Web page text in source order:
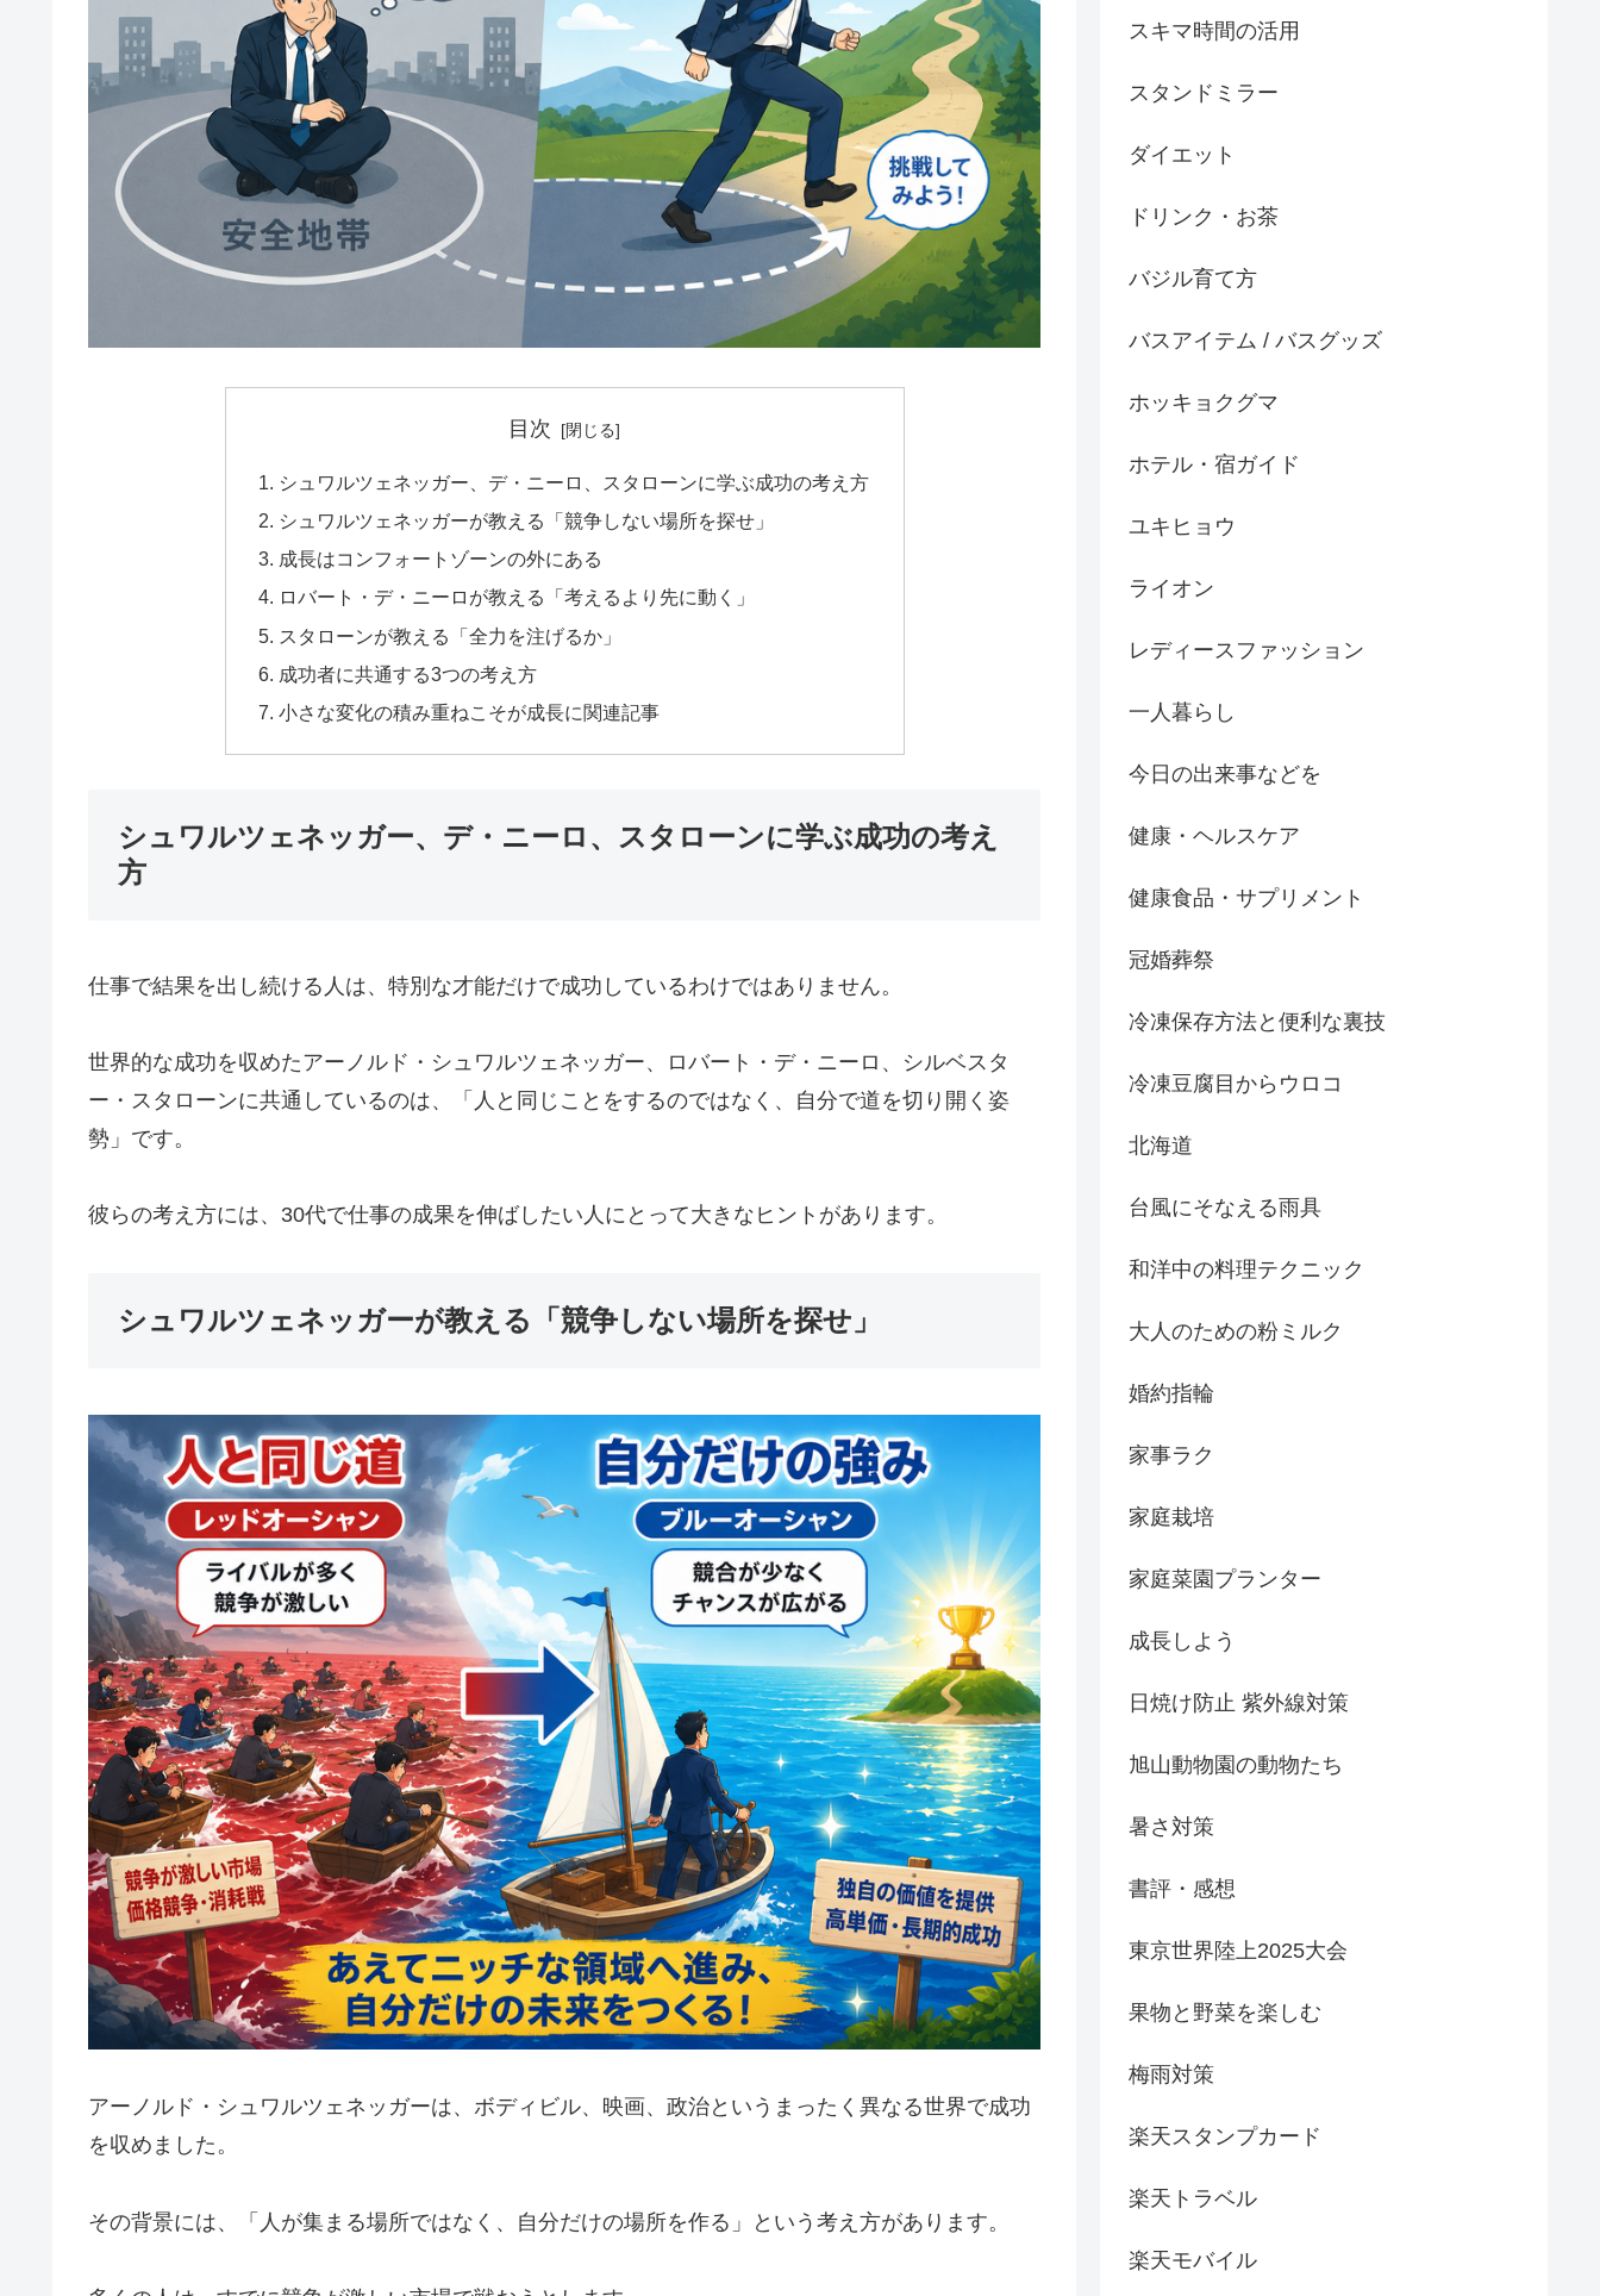
目次
シュワルツェネッガー、デ・ニーロ、スタローンに学ぶ成功の考え方
シュワルツェネッガーが教える「競争しない場所を探せ」
成長はコンフォートゾーンの外にある
ロバート・デ・ニーロが教える「考えるより先に動く」
スタローンが教える「全力を注げるか」
成功者に共通する3つの考え方
小さな変化の積み重ねこそが成長に関連記事
シュワルツェネッガー、デ・ニーロ、スタローンに学ぶ成功の考え
方
仕事で結果を出し続ける人は、特別な才能だけで成功しているわけではありません。
世界的な成功を収めたアーノルド・シュワルツェネッガー、ロバート・デ・ニーロ、シルベスタ
ー・スタローンに共通しているのは、「人と同じことをするのではなく、自分で道を切り開く姿
勢」です。
彼らの考え方には、30代で仕事の成果を伸ばしたい人にとって大きなヒントがあります。
シュワルツェネッガーが教える「競争しない場所を探せ」
アーノルド・シュワルツェネッガーは、ボディビル、映画、政治というまったく異なる世界で成功
を収めました。
その背景には、「人が集まる場所ではなく、自分だけの場所を作る」という考え方があります。
スキマ時間の活用
スタンドミラー
ダイエット
ドリンク・お茶
バジル育て方
バスアイテム / バスグッズ
ホッキョクグマ
ホテル・宿ガイド
ユキヒョウ
ライオン
レディースファッション
一人暮らし
今日の出来事などを
健康・ヘルスケア
健康食品・サプリメント
冠婚葬祭
冷凍保存方法と便利な裏技
冷凍豆腐目からウロコ
北海道
台風にそなえる雨具
和洋中の料理テクニック
大人のための粉ミルク
婚約指輪
家事ラク
家庭栽培
家庭菜園プランター
成長しよう
日焼け防止 紫外線対策
旭山動物園の動物たち
暑さ対策
書評・感想
東京世界陸上2025大会
果物と野菜を楽しむ
梅雨対策
楽天スタンプカード
楽天トラベル
楽天モバイル